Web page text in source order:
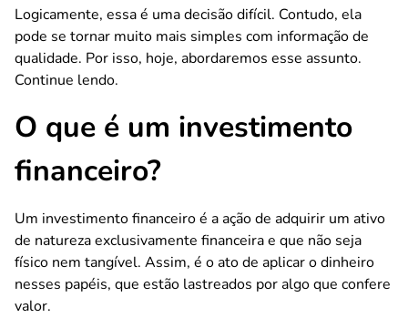
Logicamente, essa é uma decisão difícil. Contudo, ela
pode se tornar muito mais simples com informação de
qualidade. Por isso, hoje, abordaremos esse assunto.
Continue lendo.
O que é um investimento
financeiro?
Um investimento financeiro é a ação de adquirir um ativo
de natureza exclusivamente financeira e que não seja
físico nem tangível. Assim, é o ato de aplicar o dinheiro
nesses papéis, que estão lastreados por algo que confere
valor.